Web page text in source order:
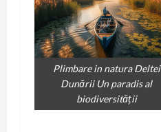
Plimbare in natura Deltei
Dunării Un paradis al
biodiversității